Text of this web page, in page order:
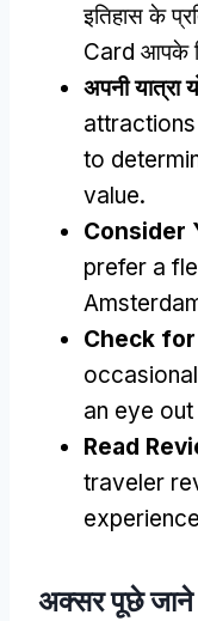
इतिहास के
Card आपके
अपनी यात्रा
to
value.
Consider
prefer a
Check
an eye
Read
traveler
अक्सर पूछे जाने